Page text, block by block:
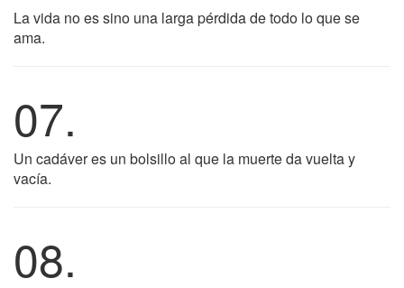
La vida no es sino una larga pérdida de todo lo que se
ama.
07.
Un cadáver es un bolsillo al que la muerte da vuelta y
vacía.
08.